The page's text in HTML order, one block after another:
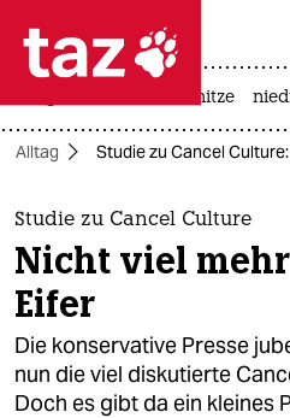
 taz zahl
taz zahl ich
themen
politik
öko
gesellschaft
hitze
Alltag Studie zu Cancel
Studie zu Cancel Culture
Nicht viel
Eifer
Die konservative Presse
nun die viel diskutierte
Doch es gibt da ein kleines